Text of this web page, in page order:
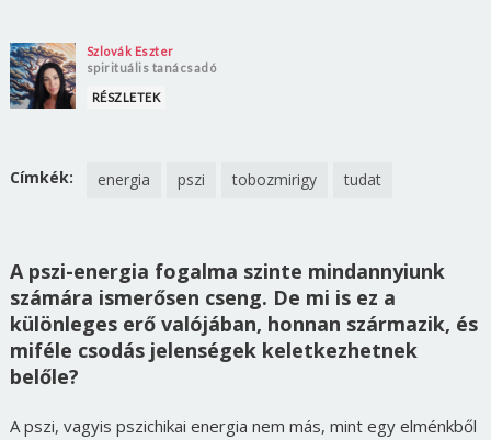
Szlovák Eszter
spirituális tanácsadó
RÉSZLETEK
Címkék: energia pszi tobozmirigy tudat
A pszi-energia fogalma szinte mindannyiunk
számára ismerősen cseng. De mi is ez a
különleges erő valójában, honnan származik, és
miféle csodás jelenségek keletkezhetnek
belőle?
A pszi, vagyis pszichikai energia nem más, mint egy elménkből